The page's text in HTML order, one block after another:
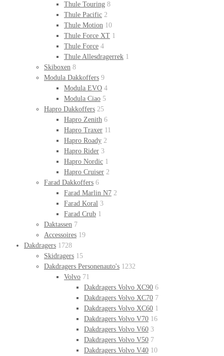
Thule Touring 8
Thule Pacific 2
Thule Motion 10
Thule Force XT 1
Thule Force 4
Thule Allesdragerrek 1
Skiboxen 8
Modula Dakkoffers 9
Modula EVO 4
Modula Ciao 5
Hapro Dakkoffers 25
Hapro Zenith 6
Hapro Traxer 11
Hapro Roady 2
Hapro Rider 3
Hapro Nordic 1
Hapro Cruiser 2
Farad Dakkoffers 6
Farad Marlin N7 2
Farad Koral 3
Farad Crub 1
Daktassen 7
Accessoires 19
Dakdragers 1728
Skidragers 15
Dakdragers Personenauto's 1232
Volvo 71
Dakdragers Volvo XC90 6
Dakdragers Volvo XC70 7
Dakdragers Volvo XC60 1
Dakdragers Volvo V70 16
Dakdragers Volvo V60 3
Dakdragers Volvo V50 7
Dakdragers Volvo V40 10